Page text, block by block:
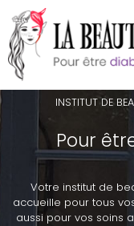
INSTITUT DE
Pour
Votre institut de
accueille pour tous
aussi pour vos soins